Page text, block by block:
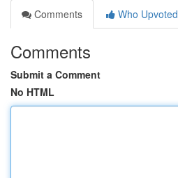
Comments
Who Upvoted
Comments
Submit a Comment
No HTML